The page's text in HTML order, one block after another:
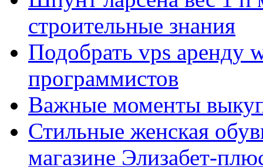
строительные знания
Подобрать vps аренду
программистов
Важные моменты
Стильные женская
магазине Элизабет-